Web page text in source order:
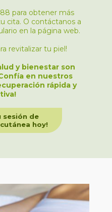
para obtener más
cita. O contáctanos a
en la página web.
revitalizar tu piel!
y bienestar son
en nuestros
rápida y
sesión de
hoy!